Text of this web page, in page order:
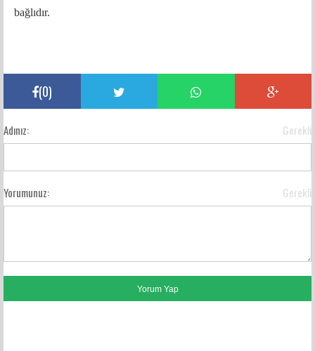
bağlıdır.
(0)
Adınız: Gerekli
Yorumunuz: Gerekli